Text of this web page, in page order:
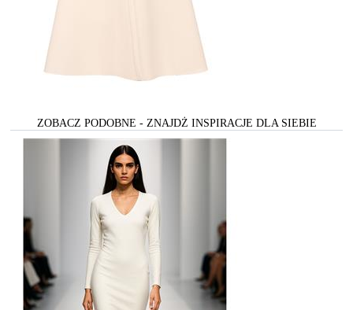
ZOBACZ PODOBNE - ZNAJDŻ INSPIRACJE DLA SIEBIE